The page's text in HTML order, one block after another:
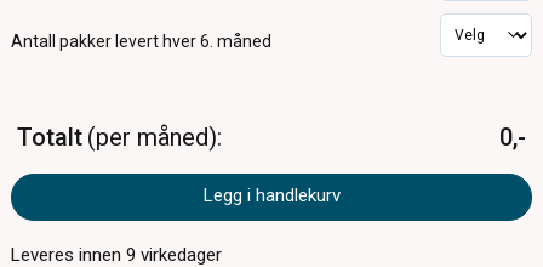
Antall pakker levert hver 6. måned
Totalt per måned 0,-
Legg i handlekurv
Leveres innen9 virkedager